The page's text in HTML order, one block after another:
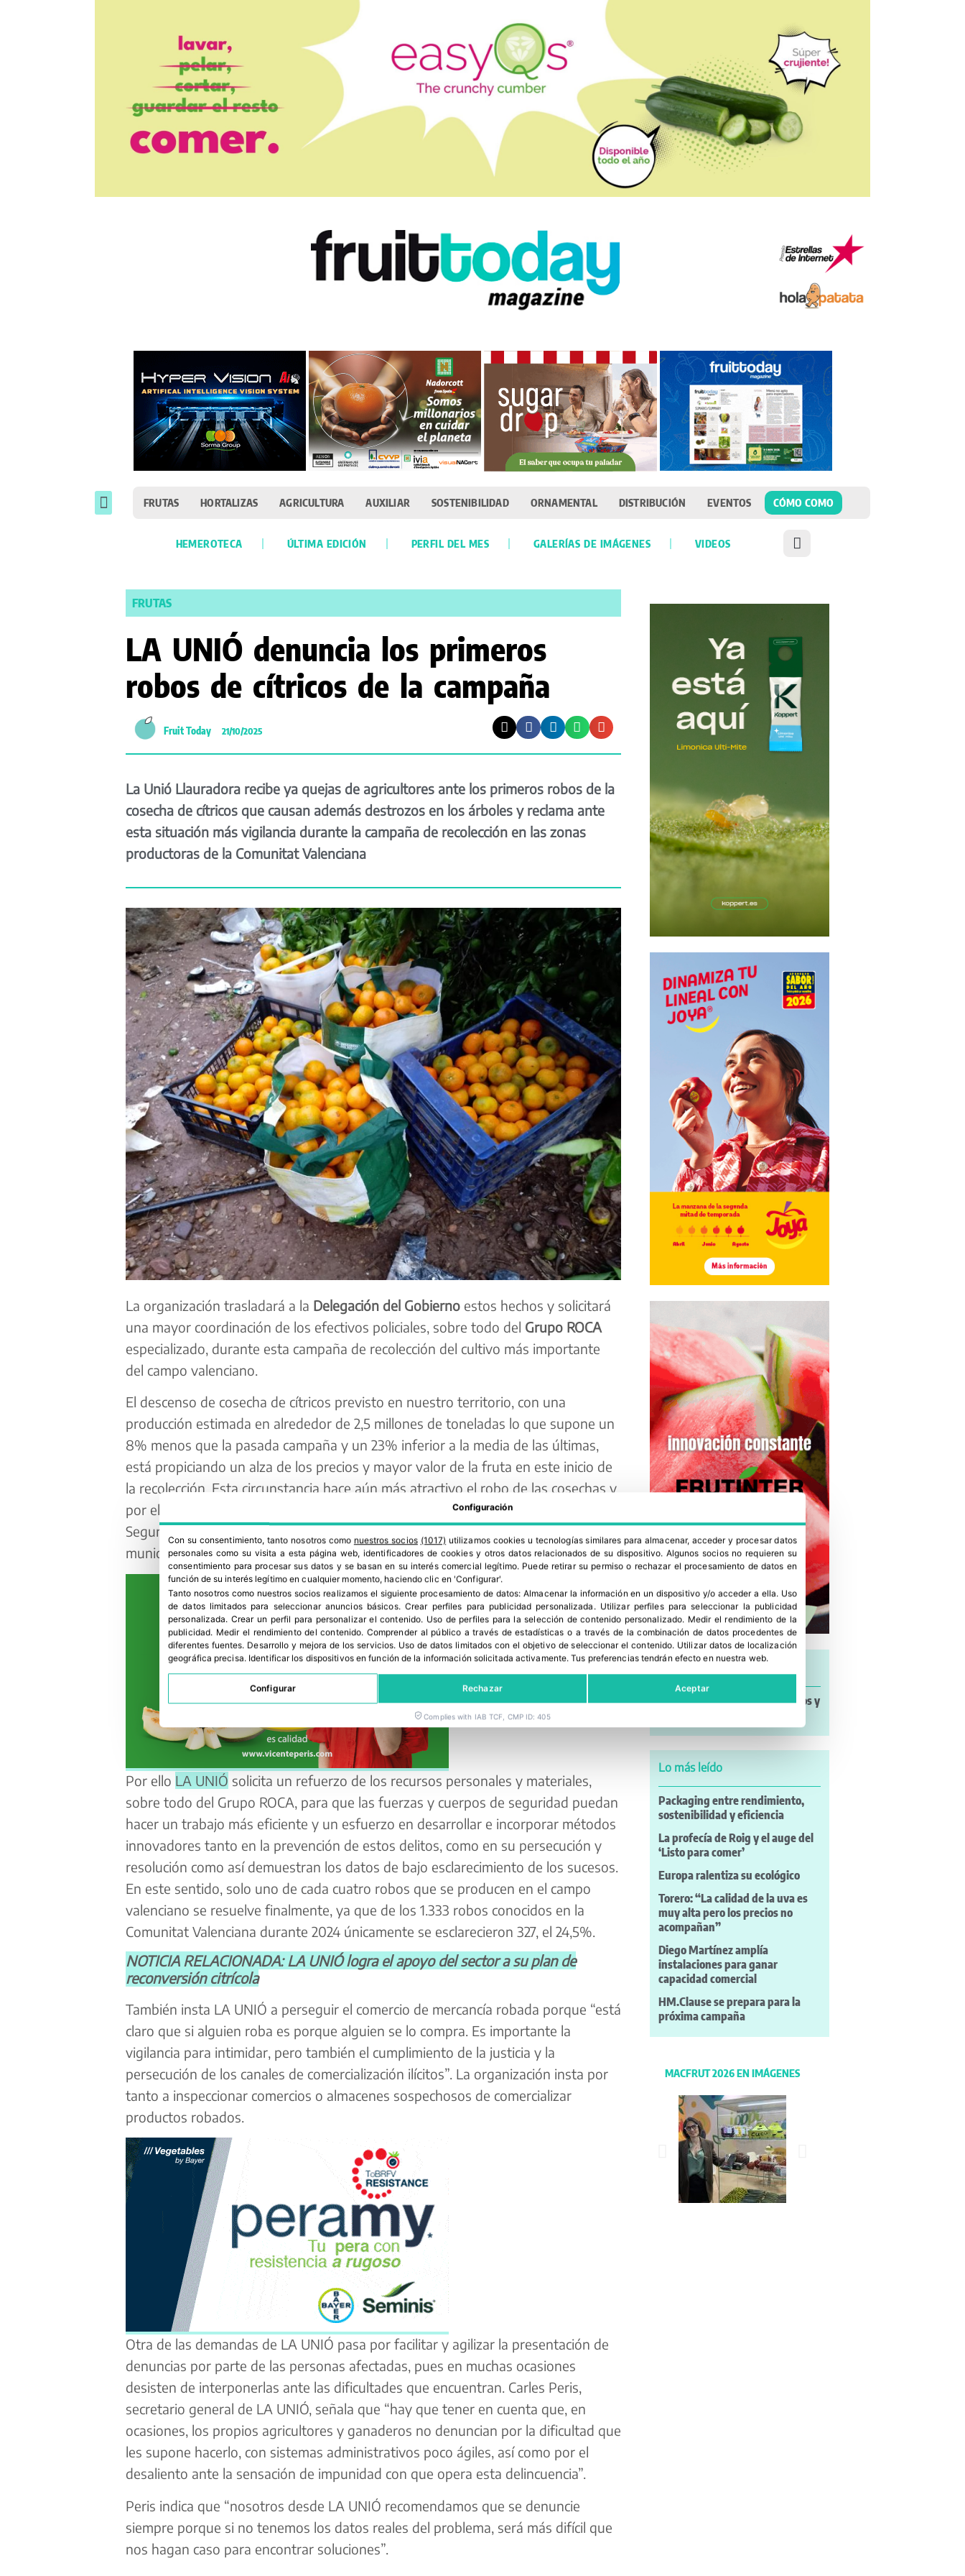
FRUTAS HORTALIZAS AGRICULTURA AUXILIAR SOSTENIBILIDAD ORNAMENTAL DISTRIBUCIÓN EVENTOS CÓMO COMO
HEMEROTECA ÚLTIMA EDICIÓN PERFIL DEL MES GALERÍAS DE IMÁGENES VIDEOS
FRUTAS
LA UNIÓ denuncia los primeros
robos de cítricos de la campaña
Fruit Today 21/10/2025
La Unió Llauradora recibe ya quejas de agricultores ante los primeros robos de la
cosecha de cítricos que causan además destrozos en los árboles y reclama ante
esta situación más vigilancia durante la campaña de recolección en las zonas
productoras de la Comunitat Valenciana
La organización trasladará a la Delegación del Gobiernoestos hechos y solicitará
una mayor coordinación de los efectivos policiales, sobre todo del Grupo ROCA
especializado, durante esta campaña de recolección del cultivo más importante
del campo valenciano.
El descenso de cosecha de cítricos previsto en nuestro territorio, con una
producción estimada en alrededor de 2,5 millones de toneladas lo que supone un
8% menos que la pasada campaña y un 23% inferior a la media de las últimas,
está propiciando un alza de los precios y mayor valor de la fruta en este inicio de
la recolección. Esta circunstancia hace aún más atractivo el robo de las cosechas y
por ello se requiere de un mayor control y vigilancia por parte de las fuerzas de
Seguridad del Estado, de las policías locales y de las guarderías rurales
municipales.
Por ello LA UNIÓ solicita un refuerzo de los recursos personales y materiales,
sobre todo del Grupo ROCA, para que las fuerzas y cuerpos de seguridad puedan
hacer un trabajo más eficiente y un esfuerzo en desarrollar e incorporar métodos
innovadores tanto en la prevención de estos delitos, como en su persecución y
resolución como así demuestran los datos de bajo esclarecimiento de los sucesos.
En este sentido, solo uno de cada cuatro robos que se producen en el campo
valenciano se resuelve finalmente, ya que de los 1.333 robos conocidos en la
Comunitat Valenciana durante 2024 únicamente se esclarecieron 327, el 24,5%.
NOTICIA RELACIONADA: LA UNIÓ logra el apoyo del sector a su plan de
reconversión citrícola
También insta LA UNIÓ a perseguir el comercio de mercancía robada porque “está
claro que si alguien roba es porque alguien se lo compra. Es importante la
vigilancia para intimidar, pero también el cumplimiento de la justicia y la
persecución de los canales de comercialización ilícitos”. La organización insta por
tanto a inspeccionar comercios o almacenes sospechosos de comercializar
productos robados.
Otra de las demandas de LA UNIÓ pasa por facilitar y agilizar la presentación de
denuncias por parte de las personas afectadas, pues en muchas ocasiones
desisten de interponerlas ante las dificultades que encuentran. Carles Peris,
secretario general de LA UNIÓ, señala que “hay que tener en cuenta que, en
ocasiones, los propios agricultores y ganaderos no denuncian por la dificultad que
les supone hacerlo, con sistemas administrativos poco ágiles, así como por el
desaliento ante la sensación de impunidad con que opera esta delincuencia”.
Peris indica que “nosotros desde LA UNIÓ recomendamos que se denuncie
siempre porque si no tenemos los datos reales del problema, será más difícil que
nos hagan caso para encontrar soluciones”.
Noticias a mi Manera: incendios y
Lo más leído
Packaging entre rendimiento,
sostenibilidad y eficiencia
La profecía de Roig y el auge del
‘Listo para comer’
Europa ralentiza su ecológico
Torero: “La calidad de la uva es
muy alta pero los precios no
acompañan”
Diego Martínez amplía
instalaciones para ganar
capacidad comercial
HM.Clause se prepara para la
próxima campaña
MACFRUT 2026 EN IMÁGENES
Configuración
Con su consentimiento, tanto nosotros como nuestros socios (1017) utilizamos cookies u tecnologías similares para almacenar, acceder y procesar datos
personales como su visita a esta página web, identificadores de cookies y otros datos relacionados de su dispositivo. Algunos socios no requieren su
consentimiento para procesar sus datos y se basan en su interés comercial legítimo. Puede retirar su permiso o rechazar el procesamiento de datos en
función de su interés legítimo en cualquier momento, haciendo clic en 'Configurar'.
Tanto nosotros como nuestros socios realizamos el siguiente procesamiento de datos:Almacenar la información en un dispositivo y/o acceder a ella. Uso
de datos limitados para seleccionar anuncios básicos. Crear perfiles para publicidad personalizada . Utilizar perfiles para seleccionar la publicidad
personalizada. Crear un perfil para personalizar el contenido. Uso de perfiles para la selección de contenido personalizado. Medir el rendimiento de la
publicidad. Medir el rendimiento del contenido. Comprender al público a través de estadísticas o a través de la combinación de datos procedentes de
diferentes fuentes. Desarrollo y mejora de los servicios. Uso de datos limitados con el objetivo de seleccionar el contenido. Utilizar datos de localización
geográfica precisa. Identificar los dispositivos en función de la información solicitada activamente.Tus preferencias tendrán efecto en nuestra web.
Configurar Rechazar Aceptar
Complies with IAB TCF, CMP ID: 405